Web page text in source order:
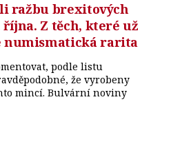
ražbu brexitových
Z těch, které už
numismatická rarita
podle listu
že vyrobeny
mincí. Bulvární noviny